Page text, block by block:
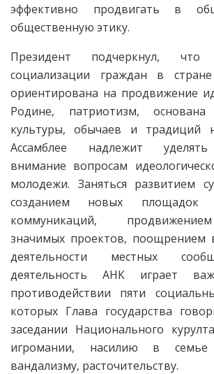
эффективно продвигать в
общественную этику.
Президент подчеркнул, что
социализации граждан в
ориентирована на продвижение
Родине, патриотизм,
культуры, обычаев и традиций
Ассамблее надлежит
внимание вопросам
молодежи. Заняться развитием
созданием новых площадок
коммуникаций,
значимых проектов, поощрением
деятельности местных
деятельность АНК играет
противодействии пяти
которых Глава государства
заседании Национального
игромании, насилию в
вандализму, расточительству.